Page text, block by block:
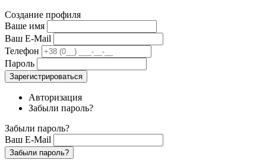
Создание профиля
Ваше имя
Ваш E-Mail
Телефон
Пароль
Зарегистрироваться
Авторизация
Забыли пароль?
Забыли пароль?
Ваш E-Mail
Забыли пароль?